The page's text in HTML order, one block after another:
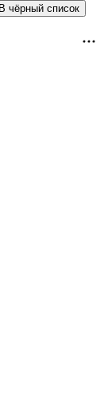
В чёрный список